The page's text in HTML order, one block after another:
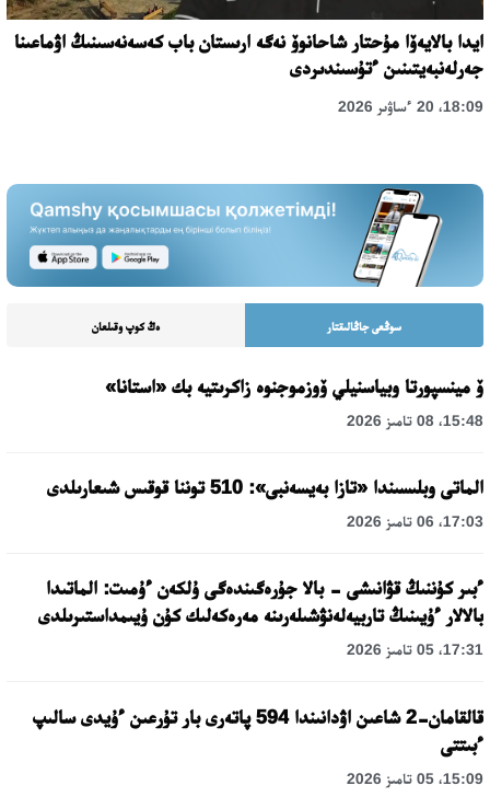
ايدا بالايەۆا مۇحتار شاحانوۆ نەگە ارىستان باب كەسەنەسىنىڭ اۋماعىنا
جەرلەنبەيتىنىن ءتۇسىندىردى
18:09، 20 ءساۋىر 2026
سوڭعى جاڭالىقتار ەڭ كوپ وقىلعان
ۆ مينسپورتا وبياسنيلي ۆوزموجنوە زاكرىتيە بك «استانا»
15:48، 08 تامىز 2026
الماتى وبلىسىندا «تازا بەيسەنبى»: 510 توننا قوقىس شىعارىلدى
17:03، 06 تامىز 2026
ءبىر كۇننىڭ قۋانىشى - بالا جۇرەگىندەگى ۇلكەن ءۇمىت: الماتىدا
بالالار ءۇيىنىڭ تاربيەلەنۋشىلەرىنە مەرەكەلىك كۇن ۇيىمداستىرىلدى
17:31، 05 تامىز 2026
قالقامان-2 شاعىن اۋدانىندا 594 پاتەرى بار تۇرعىن ءۇيدى سالىپ
ءبىتتى
15:09، 05 تامىز 2026